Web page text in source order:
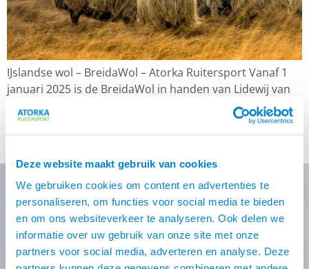
Deze website maakt gebruik van cookies
We gebruiken cookies om content en advertenties te
personaliseren, om functies voor social media te bieden
en om ons websiteverkeer te analyseren. Ook delen we
informatie over uw gebruik van onze site met onze
partners voor social media, adverteren en analyse. Deze
IJslandse wol – BreidaWol – Atorka Ruitersport Vanaf 1
januari 2025 is de BreidaWol in handen van Lidewij van
den Hondel. Je kan vanaf dat moment de wol bestellen
via www.breidawol.nl De naam BreidaWol Wij danken wij
de familie van Nunen voor het feit dat we de naam
Nooit meer de beste Atorka
deals missen?